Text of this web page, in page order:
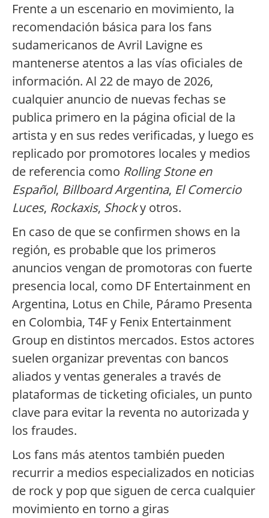
Frente a un escenario en movimiento, la
recomendación básica para los fans
sudamericanos de Avril Lavigne es
mantenerse atentos a las vías oficiales de
información. Al 22 de mayo de 2026,
cualquier anuncio de nuevas fechas se
publica primero en la página oficial de la
artista y en sus redes verificadas, y luego es
replicado por promotores locales y medios
de referencia como Rolling Stone en
Español, Billboard Argentina, El Comercio
Luces, Rockaxis, Shocky otros.
En caso de que se confirmen shows en la
región, es probable que los primeros
anuncios vengan de promotoras con fuerte
presencia local, como DF Entertainment en
Argentina, Lotus en Chile, Páramo Presenta
en Colombia, T4F y Fenix Entertainment
Group en distintos mercados. Estos actores
suelen organizar preventas con bancos
aliados y ventas generales a través de
plataformas de ticketing oficiales, un punto
clave para evitar la reventa no autorizada y
los fraudes.
Los fans más atentos también pueden
recurrir a medios especializados en noticias
de rock y pop que siguen de cerca cualquier
movimiento en torno a giras